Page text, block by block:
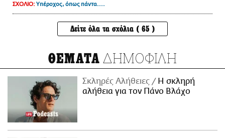
ΣΧΟΛΙΟ: Υπέροχος, όπως πάντα....
Δείτε όλα τα σχόλια ( 65 )
ΘΕΜΑΤΑ ΔΗΜΟΦΙΛΗ
Σκληρές Αλήθειες
H σκληρή
αλήθεια για τον Πάνο Βλάχο